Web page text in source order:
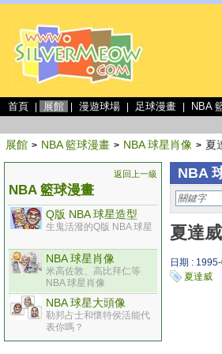
首頁 展館 漫遊球場 足球漫畫 NBA
展館 > NBA 籃球漫畫 > NBA 球星肖像 > 夏
返回上一級
NBA 籃球漫畫
Q版 NBA 球星造型
生鬼活潑的Q版 NBA 球星
NBA 球星肖像
米高佐敦、高比拜仁等
NBA 球星肖像
NBA 球星大頭像
勒邦占士和懷特侯活能代
表你嗎？
NBA
夏達威
日期 :
夏達威